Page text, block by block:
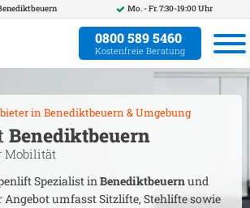
Mo. - Fr. 7:30-19:00 Uhr
0800 589 5460
Kostenfreie Beratung
in Benediktbeuern & Umgebung
Benediktbeuern
Mobilität
Spezialist inBenediktbeuernund
Angebot umfasst Sitzlifte, Stehlifte sowie